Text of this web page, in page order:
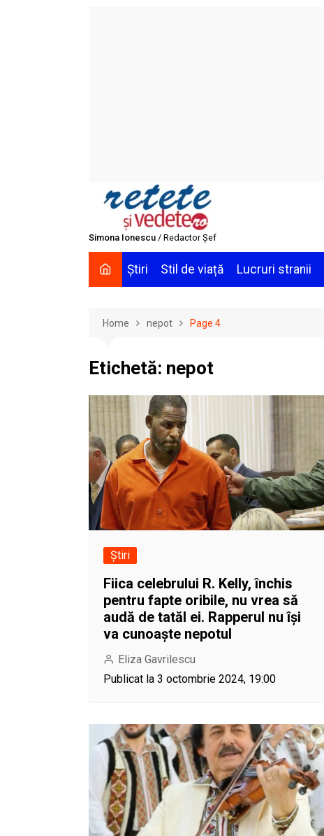
Simona Ionescu / Redactor Șef
Știri Stil de viață Lucruri stranii
Home nepot Page 4
Etichetă: nepot
Știri
Fiica celebrului R. Kelly, închis
pentru fapte oribile, nu vrea să
audă de tatăl ei. Rapperul nu își
va cunoaște nepotul
Eliza Gavrilescu
Publicat la 3 octombrie 2024, 19:00